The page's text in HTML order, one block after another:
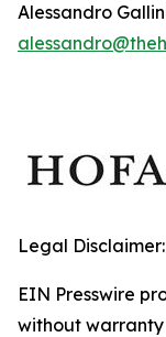
Alessandro
Legal Disclaimer:
EIN Presswire
without